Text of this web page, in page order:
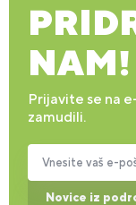
NAM!
Prijavite se na
zamudili.
Novice iz
Vnesite vaš e-